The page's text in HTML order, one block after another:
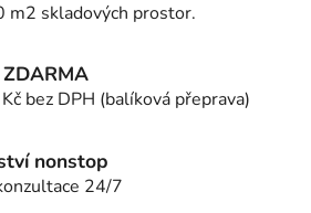
r
k
y
v
p
i
m2 skladových prostor.
bez DPH (balíková přeprava)
nonstop
24/7